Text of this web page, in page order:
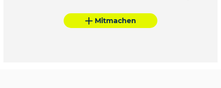
Mitmachen